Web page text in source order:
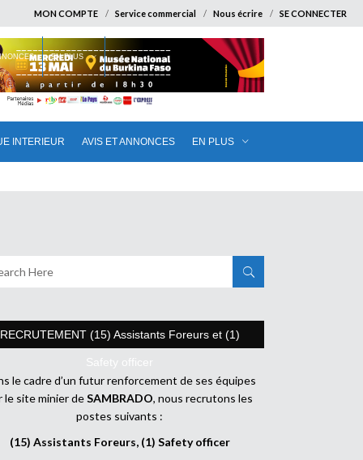
MON COMPTE Service commercial Nous écrire SE CONNECTER
INTERIEUR AVIS ET ANNONCES EN PLUS
EN PLUS
RECRUTEMENT (15) Assistants Foreurs et (1)
Safety officer
le cadre d’un futur renforcement de ses équipes
le site minier deSAMBRADO, nous recrutons les
postes suivants :
(15) Assistants Foreurs, (1) Safety officer